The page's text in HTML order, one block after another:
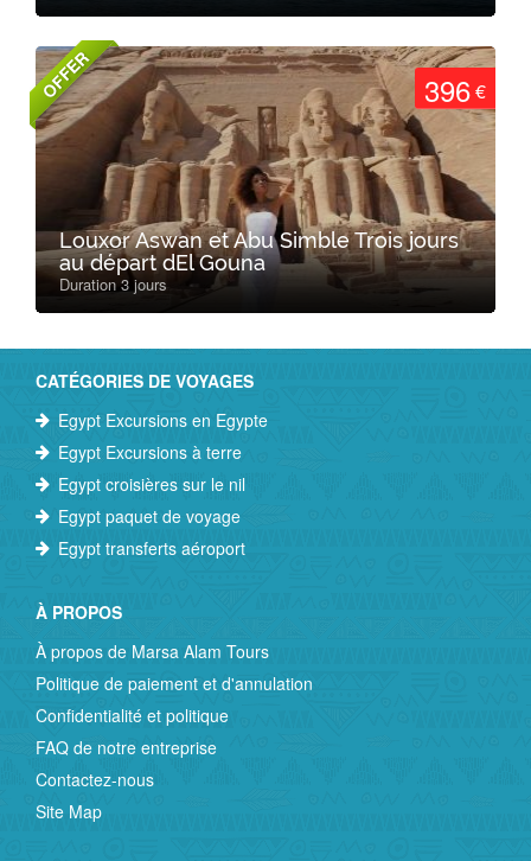
OFFER 396€
Louxor Aswan et Abu Simble Trois jours
au départ dEl Gouna
Duration 3 jours
CATÉGORIES DE VOYAGES
Egypt Excursions en Egypte
Egypt Excursions à terre
Egypt croisières sur le nil
Egypt paquet de voyage
Egypt transferts aéroport
À PROPOS
À propos de Marsa Alam Tours
Politique de paiement et d'annulation
Confidentialité et politique
FAQ de notre entreprise
Contactez-nous
Site Map